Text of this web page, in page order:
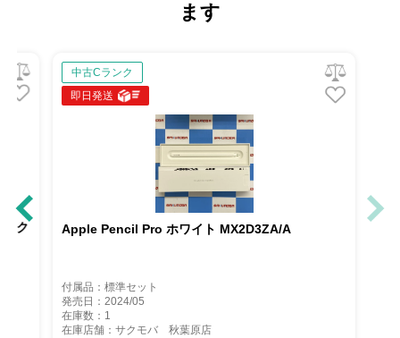
ます
ンク
中古Cランク
即日発送
Apple Pencil Pro ホワイト MX2D3ZA/A
付属品：標準セット
発売日：2024/05
在庫数：1
在庫店舗：サクモバ 秋葉原店